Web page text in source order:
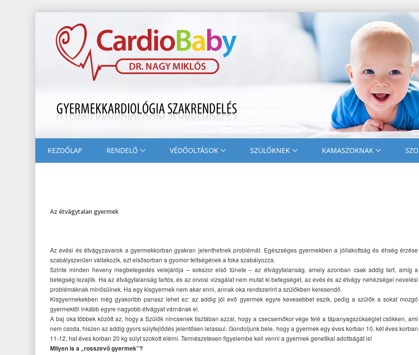
KEZDŐLAP RENDELŐ VÉDŐOLTÁSOK SZÜLŐKNEK KAMASZOKNAK
Az étvágytalan gyermek
Az evési és étvágyzavarok a gyermekkorban gyakran jelenthetnek problémát. Egészséges gyermekben a jóllakottság és éhség érzése
szabályszerűen váltakozik, ezt elsősorban a gyomor teltségének a foka szabályozza.
Szinte minden heveny megbetegedés velejárója – sokszor első tünete – az étvágytalanság, amely azonban csak addig tart, amíg a
betegség lezajlik. Ha az étvágytalanság tartós, és az orvosi vizsgálat nem mutat ki betegséget, az evés és az étvágy nehézségei nevelési
problémáknak minősülnek. Ha egy kisgyermek nem akar enni, annak oka rendszerint a szülőkben keresendő.
Kisgyermekekben még gyakoribb panasz lehet ez: az addig jól evő gyermek egyre kevesebbet eszik, pedig a szülők a sokat mozgó
gyermektől inkább egyre nagyobb étvágyat várnának el.
A baj oka többek között az, hogy a Szülők nincsenek tisztában azzal, hogy a csecsemőkor vége felé a tápanyagszükséglet csökken, ami
nem csoda, hiszen az addig gyors súlyfejlődés jelentősen lelassul. Gondoljunk bele, hogy a gyermek egy éves korban 10, két éves korban
11-12, hat éves korban 20 kg súlyt szokott elérni. Természetesen figyelembe kell venni a gyermek genetikai adottságát is!
Milyen is a „rosszevő gyermek”?